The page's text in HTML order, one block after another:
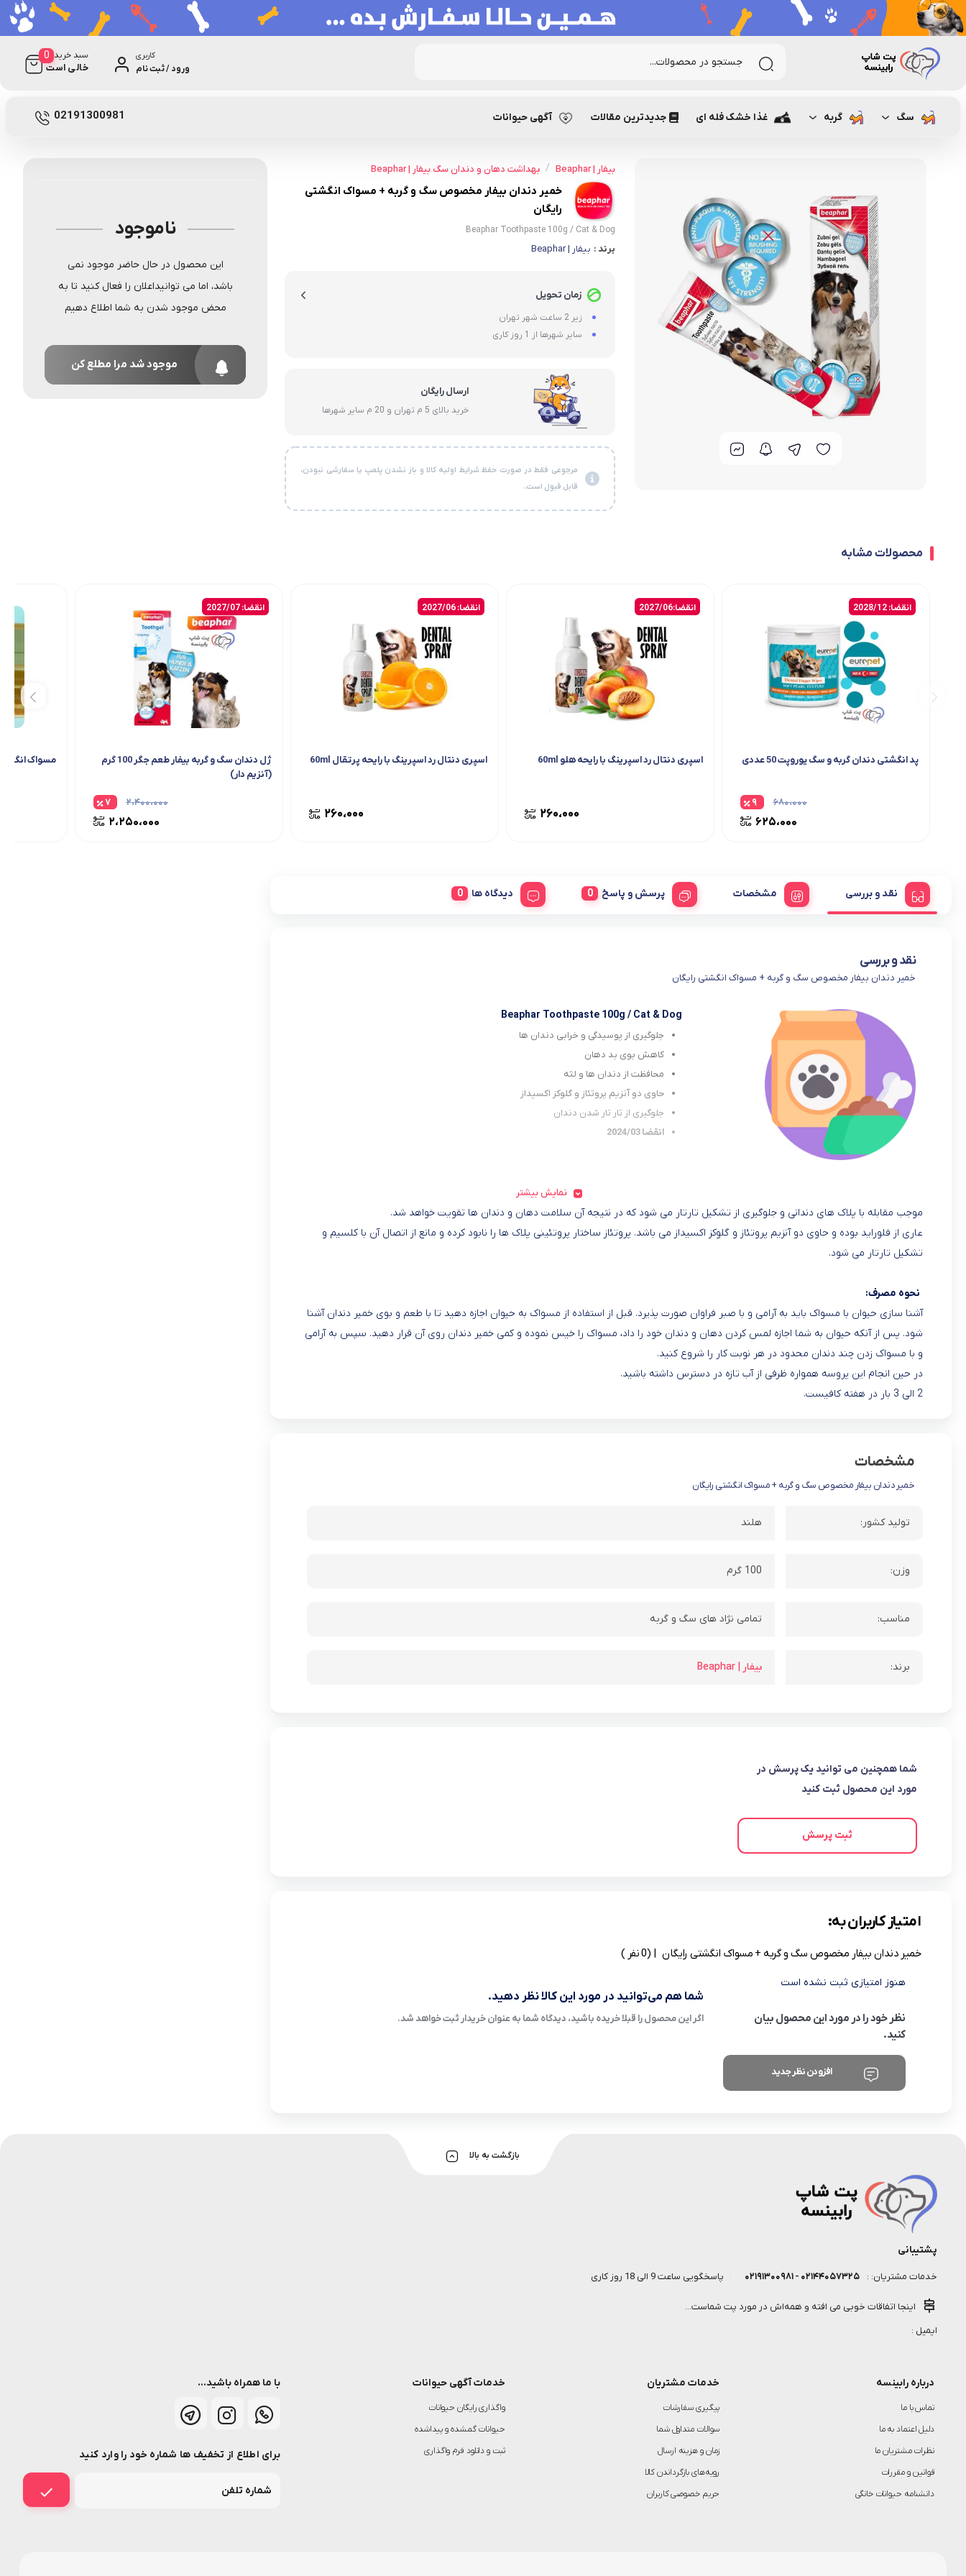
کاربری
ورود / ثبت نام
سبد خرید
خالی است
0
سگ گربه غذا خشک فله ای جدیدترین مقالات آگهی حیوانات 02191300981 رابینسه بهداشتی گربه بهداشت دهان و دندان گربه
خمیر دندان بیفار مخصوص سگ و گربه + مسواک
انگشتی رایگان
نامعلوم 0 دیدگاه
بیفار | Beaphar / بهداشت دهان و دندان سگ بیفار | Beaphar
خمیر دندان بیفار مخصوص سگ و گربه + مسواک انگشتی
رایگان
Beaphar Toothpaste 100g / Cat & Dog
برند : بیفار | Beaphar
زمان تحویل
زیر 2 ساعت شهر تهران
سایر شهرها از 1 روز کاری
ارسال رایگان
خرید بالای 5 م تهران و 20 م سایر شهرها
مرجوعی فقط در صورت حفظ شرایط اولیه کالا و باز نشدن پلمپ یا سفارشی نبودن،
قابل قبول است.
ناموجود
این محصول در حال حاضر موجود نمی
باشد، اما می توانیداعلان را فعال کنید تا به
محض موجود شدن به شما اطلاع دهیم
موجود شد مرا مطلع کن
محصولات مشابه
انقضا: 2028/12
پد انگشتی دندان گربه و سگ یوروپت 50 عددی
۶۸۰،۰۰۰
۶۲۵،۰۰۰
۹
انقضا:2027/06
اسپری دنتال رد اسپرینگ با رایحه هلو 60ml
۲۶۰،۰۰۰
انقضا: 2027/06
اسپری دنتال رد اسپرینگ با رایحه پرتقال 60ml
۲۶۰،۰۰۰
انقضا: 2027/07
ژل دندان سگ و گربه بیفار طعم جگر 100 گرم
(آنزیم دار)
۲،۴۰۰،۰۰۰
۲،۲۵۰،۰۰۰
۷
مسواک
نقد و بررسی مشخصات پرسش و پاسخ دیدگاه ها
نقد و بررسی
خمیر دندان بیفار مخصوص سگ و گربه + مسواک انگشتی رایگان
Beaphar Toothpaste 100g / Cat & Dog
جلوگیری از پوسیدگی و خرابی دندان ها
کاهش بوی بد دهان
محافظت از دندان ها و لثه
حاوی دو آنزیم پروتئاز و گلوکز اکسیداز
جلوگیری از تار تار شدن دندان
انقضا 2024/03
نمایش بیشتر
موجب مقابله با پلاک های دندانی و جلوگیری از تشکیل تارتار می شود که در نتیجه آن سلامت دهان و دندان ها تقویت خواهد شد.
عاری از فلوراید بوده و حاوی دو آنزیم پروتئاز و گلوکز اکسیداز می باشد. پروتئاز ساختار پروتئینی پلاک ها را نابود کرده و مانع از اتصال آن با کلسیم و
تشکیل تارتار می شود.
نحوه مصرف:
آشنا سازی حیوان با مسواک باید به آرامی و با صبر فراوان صورت پذیرد. قبل از استفاده از مسواک به حیوان اجازه دهید تا با طعم و بوی خمیر دندان آشنا
شود. پس از آنکه حیوان به شما اجازه لمس کردن دهان و دندان خود را داد، مسواک را خیس نموده و کمی خمیر دندان روی آن قرار دهید. سپس به آرامی
و با مسواک زدن چند دندان محدود در هر نوبت کار را شروع کنید.
در حین انجام این پروسه همواره ظرفی از آب تازه در دسترس داشته باشید.
2 الی 3 بار در هفته کافیست.
مشخصات
خمیر دندان بیفار مخصوص سگ و گربه + مسواک انگشتی رایگان
تولید کشور: هلند
وزن: 100 گرم
مناسب: تمامی نژاد های سگ و گربه
برند: بیفار | Beaphar
شما همچنین می توانید یک پرسش در
مورد این محصول ثبت کنید
ثبت پرسش
امتیاز کاربران به:
خمیر دندان بیفار مخصوص سگ و گربه + مسواک انگشتی رایگان | (0 نفر )
هنوز امتیازی ثبت نشده است
نظر خود را در مورد این محصول بیان
کنید.
افزودن نظر جدید
شما هم می‌توانید در مورد این کالا نظر دهید.
اگر این محصول را قبلا خریده باشید، دیدگاه شما به عنوان خریدار ثبت خواهد شد.
بازگشت به بالا
پشتیبانی
خدمات مشتریان: : ۰۲۱۴۴۰۵۷۳۲۵ - ۰۲۱۹۱۳۰۰۹۸۱ پاسخگویی ساعت 9 الی 18 روز کاری
اینجا اتفاقات خوبی می افته و همه‌اش در مورد پت شماست...
ایمیل :
درباره رابینسه
تماس با ما
دلیل اعتماد به ما
نظرات مشتریان ما
قوانین و مقررات
دانشنامه حیوانات خانگی
خدمات مشتریان
پیگیری سفارشات
سوالات متداول شما
زمان و هزینه ارسال
رویه‌های بازگرداندن کالا
حریم خصوصی کاربران
خدمات آگهی حیوانات
واگذاری رایگان حیوانات
حیوانات گمشده و پیداشده
ثبت و دانلود فرم واگذاری
با ما همراه باشید...
برای اطلاع از تخفیف ها شماره خود را وارد کنید